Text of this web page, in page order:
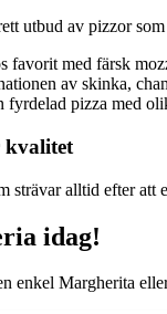
utbud av pizzor
favorit med färsk
av skinka,
fyrdelad pizza med
kvalitet
strävar alltid efter att
idag!
enkel Margherita